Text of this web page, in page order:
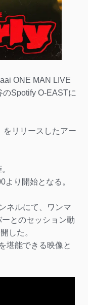
ONE MAN LIVE
Spotify O-EASTに
をリリースしたアー
より開始となる。
ネルにて、ワンマ
とのセッション動
した。
堪能できる映像と